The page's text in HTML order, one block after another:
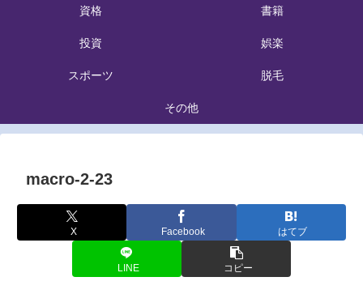
資格 書籍
投資 娯楽
スポーツ 脱毛
その他
macro-2-23
X Facebook はてブ
LINE コピー